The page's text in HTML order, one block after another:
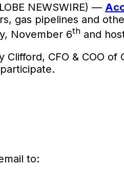
NEWSWIRE) —
gas pipelines and
November 6th and
Clifford, CFO & COO
to: